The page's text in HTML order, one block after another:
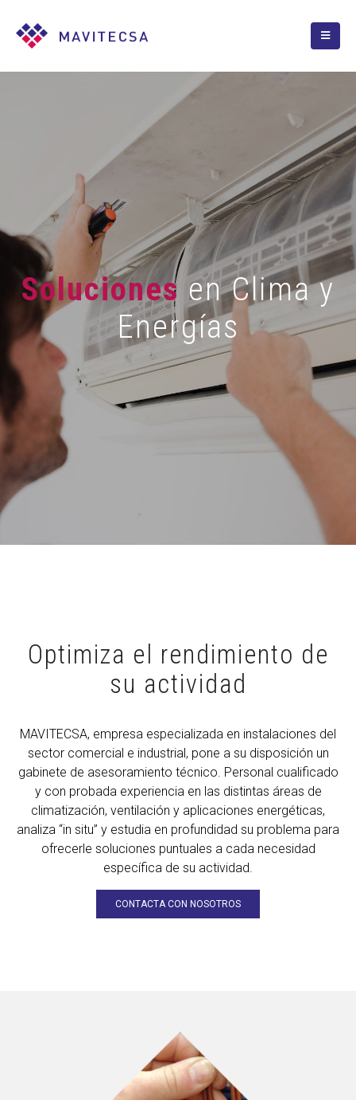
Soluciones en Clima y
Energías
Optimiza el rendimiento de
su actividad
MAVITECSA, empresa especializada en instalaciones del
sector comercial e industrial, pone a su disposición un
gabinete de asesoramiento técnico. Personal cualificado
y con probada experiencia en las distintas áreas de
climatización, ventilación y aplicaciones energéticas,
analiza “in situ” y estudia en profundidad su problema para
ofrecerle soluciones puntuales a cada necesidad
específica de su actividad.
CONTACTA CON NOSOTROS